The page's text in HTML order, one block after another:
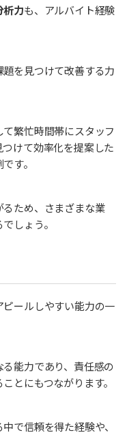
析力も、アルバイト経験
を見つけて改善する力
繁忙時間帯にスタッフ
けて効率化を提案した
す。
ため、さまざまな業
しょう。
ールしやすい能力の一
能力であり、責任感の
とにもつながります。
で信頼を得た経験や、